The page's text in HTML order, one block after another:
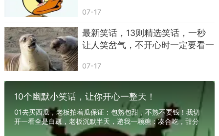
什么时候搬进去的？”第一个神秘地笑：它叫‘懒得收
拾的角落每天都有新发现。他们一起大笑，笑声把
楼道照亮，连电梯都害羞了。
老板对实习生说你要学会承担责任实习生点头
如捣蒜，然后拿起不属于他的文件，说：那我就先
承担这份文件的重量大家哄堂大笑，这是职场里最
治愈的一刻幽默替代了沉重，轻松把任务化作游
戏。
在公交车上，司机宣布下一站请注意下车一位
07-17
最新笑话，13则精选笑话，一秒
让人笑岔气，不开心时一定要看一
07-17
10个幽默小笑话，让你开心一整天！
01去买西瓜，老板拍着瓜保证：包熟包甜，不熟不要钱！我切
开一看全是白瓤，老板沉默半天，递我一颗糖：凑合吃，甜分
给你补上了。02数学课老师提问：假如你有5个...